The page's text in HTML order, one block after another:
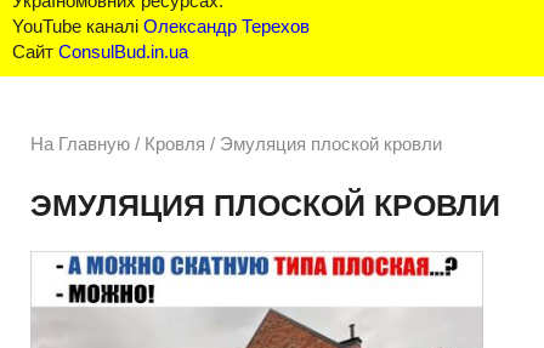
YouTube каналі Олександр Терехов
Сайт ConsulBud.in.ua
На Главную / Кровля / Эмуляция плоской кровли
ЭМУЛЯЦИЯ ПЛОСКОЙ КРОВЛИ